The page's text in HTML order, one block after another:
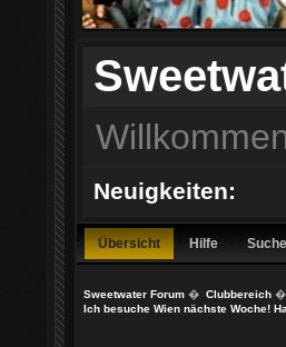
Neuigkeiten:
Übersicht Hilfe Suche
Sweetwater Forum � Clubbereich�
Ich besuche Wien nächste Woche!